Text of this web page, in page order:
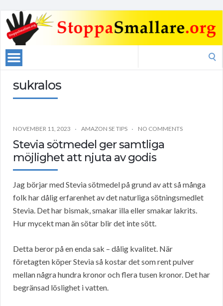
sukralos
NOVEMBER 11, 2023 AMAZON SE TIPS NO COMMENTS
Stevia sötmedel ger samtliga
möjlighet att njuta av godis
Jag börjar med Stevia sötmedel på grund av att så många
folk har dålig erfarenhet av det naturliga sötningsmedlet
Stevia. Det har bismak, smakar illa eller smakar lakrits.
Hur mycekt man än sötar blir det inte sött.
Detta beror på en enda sak – dålig kvalitet. När
företagten köper Stevia så kostar det som rent pulver
mellan några hundra kronor och flera tusen kronor. Det har
begränsad löslighet i vatten.